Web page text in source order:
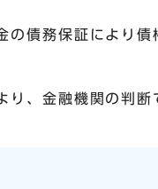
の債務保証により債
り、金融機関の判